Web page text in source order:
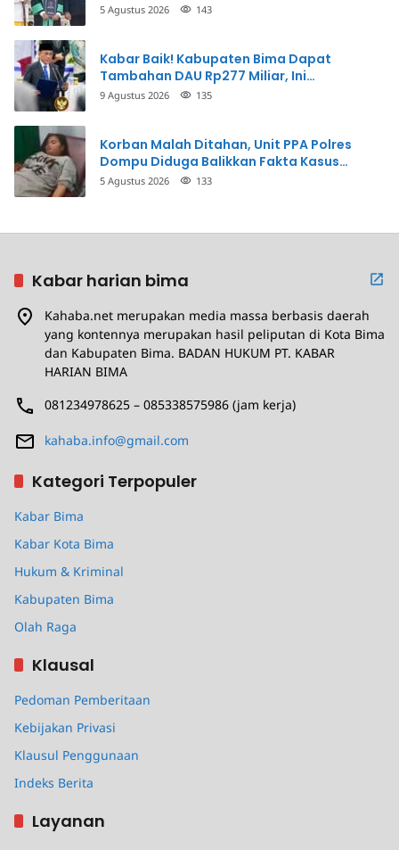
5 Agustus 2026 143
Kabar Baik! Kabupaten Bima Dapat
Tambahan DAU Rp277 Miliar, Ini
Prioritasnya
9 Agustus 2026 135
Korban Malah Ditahan, Unit PPA Polres
Dompu Diduga Balikkan Fakta Kasus
Penganiayaan
5 Agustus 2026 133
Kabar harian bima
Kahaba.net merupakan media massa berbasis daerah
yang kontennya merupakan hasil peliputan di Kota Bima
dan Kabupaten Bima. BADAN HUKUM PT. KABAR
HARIAN BIMA
081234978625 – 085338575986 (jam kerja)
kahaba.info@gmail.com
Kategori Terpopuler
Kabar Bima
Kabar Kota Bima
Hukum & Kriminal
Kabupaten Bima
Olah Raga
Klausal
Pedoman Pemberitaan
Kebijakan Privasi
Klausul Penggunaan
Indeks Berita
Layanan